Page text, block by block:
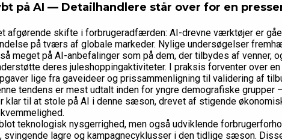
på AI — Detailhandlere står over for en
afgørende skifte i forbrugeradfærden: AI-drevne værktøjer er
på tværs af globale markeder. Nylige undersøgelser
meget på AI-anbefalinger som på dem, der tilbydes af venner,
deres juleshoppingaktiviteter. I praksis forventer over
lige fra gaveideer og prissammenligning til validering af
tendens er mest udtalt inden for yngre demografiske grupper
klar til at stole på AI i denne sæson, drevet af stigende
teknologisk nysgerrighed, men også udviklende
svingende lagre og kampagnecyklusser i den tidlige sæson.